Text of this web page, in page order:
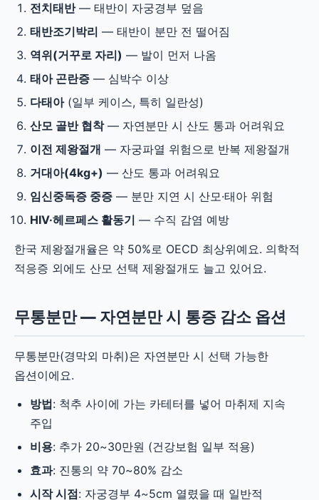
전치태반— 태반이 자궁경부 덮음
태반조기박리 — 태반이 분만 전 떨어짐
역위(거꾸로 자리) — 발이 먼저 나옴
태아 곤란증 — 심박수 이상
다태아(일부 케이스, 특히 일란성)
산모 골반 협착— 자연분만 시 산도 통과 어려워요
이전 제왕절개 — 자궁파열 위험으로 반복 제왕절개
거대아(4kg+) — 산도 통과 어려워요
임신중독증 중증 — 분만 지연 시 산모·태아 위험
HIV·헤르페스 활동기 — 수직 감염 예방
한국 제왕절개율은 약 50%로 OECD 최상위예요. 의학적
적응증 외에도 산모 선택 제왕절개도 늘고 있어요.
무통분만 — 자연분만 시 통증 감소 옵션
무통분만(경막외 마취)은 자연분만 시 선택 가능한
옵션이에요.
방법: 척추 사이에 가는 카테터를 넣어 마취제 지속
주입
비용: 추가 20~30만원 (건강보험 일부 적용)
효과: 진통의 약 70~80% 감소
시작 시점: 자궁경부 4~5cm 열렸을 때 일반적